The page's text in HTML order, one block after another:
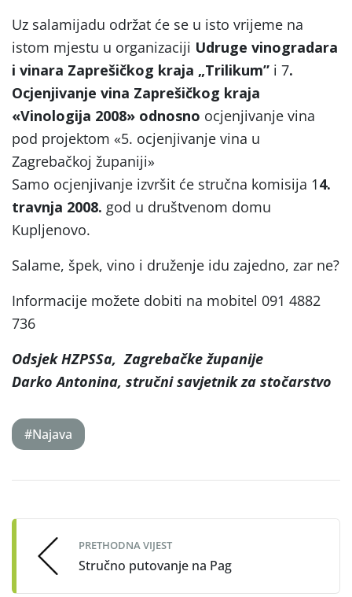
Uz salamijadu održat će se u isto vrijeme na
istom mjestu u organizaciji Udruge vinogradara
i vinara Zaprešičkog kraja „Trilikum” i 7.
Ocjenjivanje vina Zaprešičkog kraja
«Vinologija 2008» odnosno ocjenjivanje vina
pod projektom «5. ocjenjivanje vina u
Zagrebačkoj županiji»
Samo ocjenjivanje izvršit će stručna komisija 14.
travnja 2008. god u društvenom domu
Kupljenovo.
Salame, špek, vino i druženje idu zajedno, zar ne?
Informacije možete dobiti na mobitel 091 4882
736
Odsjek HZPSSa, Zagrebačke županije
Darko Antonina, stručni savjetnik za stočarstvo
#Najava
navigation
PRETHODNA VIJEST
Stručno putovanje na Pag